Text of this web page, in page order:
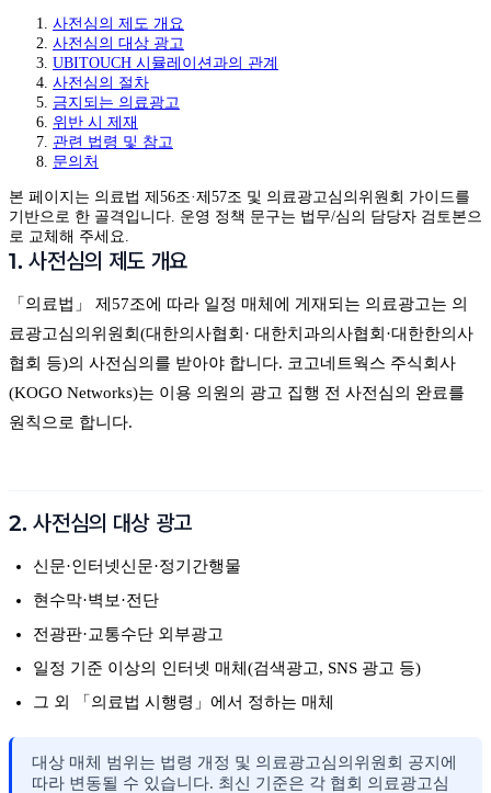
사전심의 제도 개요
사전심의 대상 광고
UBITOUCH 시뮬레이션과의 관계
사전심의 절차
금지되는 의료광고
위반 시 제재
관련 법령 및 참고
문의처
본 페이지는 의료법 제56조·제57조 및 의료광고심의위원회 가이드를
기반으로 한 골격입니다. 운영 정책 문구는 법무/심의 담당자 검토본으
로 교체해 주세요.
1. 사전심의 제도 개요
「의료법」 제57조에 따라 일정 매체에 게재되는 의료광고는 의
료광고심의위원회(대한의사협회· 대한치과의사협회·대한한의사
협회 등)의 사전심의를 받아야 합니다. 코고네트웍스 주식회사
(KOGO Networks)는 이용 의원의 광고 집행 전 사전심의 완료를
원칙으로 합니다.
2. 사전심의 대상 광고
신문·인터넷신문·정기간행물
현수막·벽보·전단
전광판·교통수단 외부광고
일정 기준 이상의 인터넷 매체(검색광고, SNS 광고 등)
그 외 「의료법 시행령」에서 정하는 매체
대상 매체 범위는 법령 개정 및 의료광고심의위원회 공지에
따라 변동될 수 있습니다. 최신 기준은 각 협회 의료광고심